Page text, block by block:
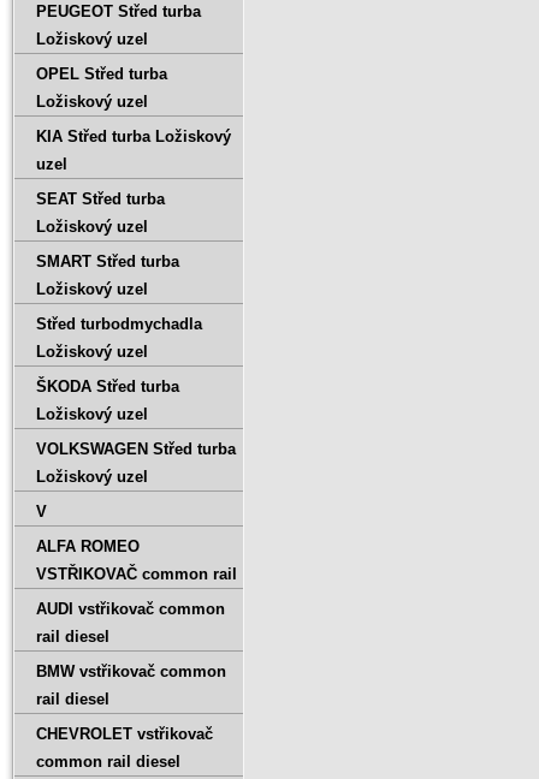
PEUGEOT Střed turba
Ložiskový uzel
OPEL Střed turba
Ložiskový uzel
KIA Střed turba Ložiskový
uzel
SEAT Střed turba
Ložiskový uzel
SMART Střed turba
Ložiskový uzel
Střed turbodmychadla
Ložiskový uzel
ŠKODA Střed turba
Ložiskový uzel
VOLKSWAGEN Střed turba
Ložiskový uzel
V
ALFA ROMEO
VSTŘIKOVAČ common rail
AUDI vstřikovač common
rail diesel
BMW vstřikovač common
rail diesel
CHEVROLET vstřikovač
common rail diesel